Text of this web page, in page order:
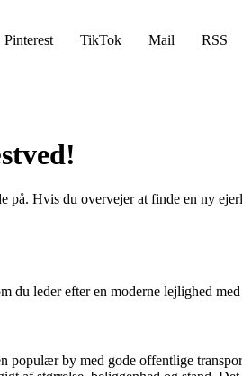
Pinterest TikTok Mail RSS
på. Hvis du overvejer at finde en ny
du leder efter en moderne lejlighed
by med gode offentlige